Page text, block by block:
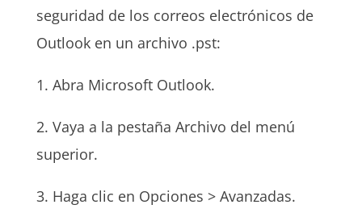
seguridad de los correos electrónicos de
Outlook en un archivo .pst:
1. Abra Microsoft Outlook.
2. Vaya a la pestaña Archivo del menú
superior.
3. Haga clic en Opciones > Avanzadas.